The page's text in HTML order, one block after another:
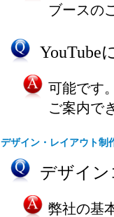
ブースの
YouTube
可能です
ご案内で
デザイン・レイアウト制
デザイ
弊社の基